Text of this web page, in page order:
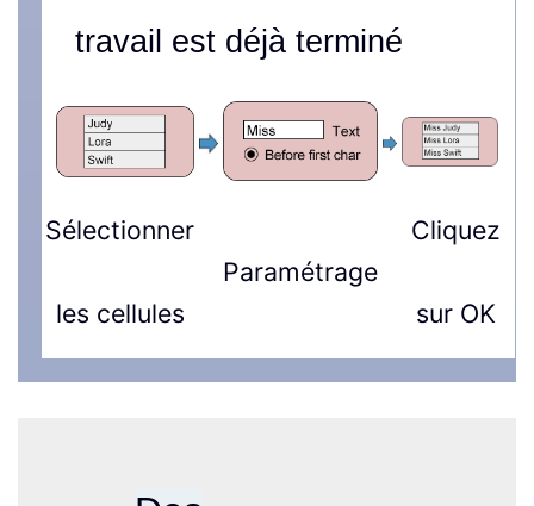
travail est déjà terminé
Sélectionner
les cellules
Paramétrage
Cliquez
sur OK